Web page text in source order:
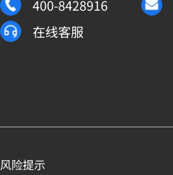
400-8428916
在线客服
风险提示